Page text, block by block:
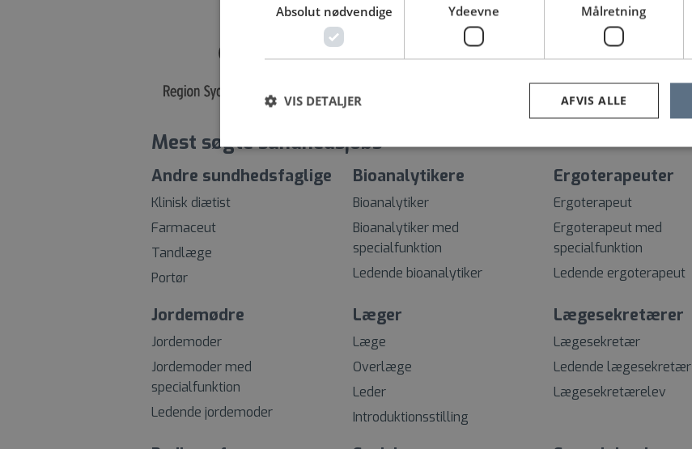
Mest søgte sundhedsjobs
Andre sundhedsfaglige
Klinisk diætist
Farmaceut
Tandlæge
Portør
Bioanalytikere
Bioanalytiker
Bioanalytiker med
specialfunktion
Ledende bioanalytiker
Ergoterapeuter
Ergoterapeut
Ergoterapeut med
specialfunktion
Ledende ergoterapeut
Jordemødre
Jordemoder
Jordemoder med
specialfunktion
Ledende jordemoder
Læger
Læge
Overlæge
Leder
Introduktionsstilling
Lægesekretærer
Lægesekretær
Ledende lægesekretær
Lægesekretærelev
Absolut nødvendige Ydeevne Målretning
AFVIS ALLE
VIS DETALJER